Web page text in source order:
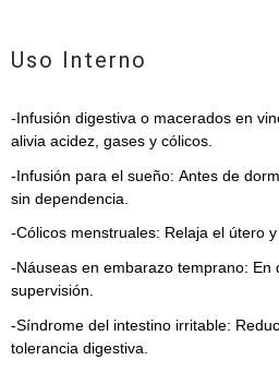
Uso Interno
-Infusión digestiva o macerados en
alivia acidez, gases y cólicos.
-Infusión para el sueño: Antes de
sin dependencia.
-Cólicos menstruales: Relaja el útero
-Náuseas en embarazo temprano: En
supervisión.
-Síndrome del intestino irritable:
tolerancia digestiva.